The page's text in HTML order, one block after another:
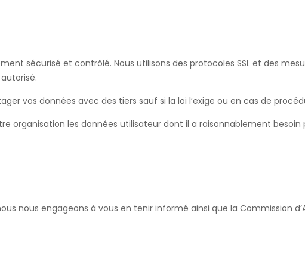
sécurisé et contrôlé. Nous utilisons des protocoles SSL et des
vos données avec des tiers sauf si la loi l’exige ou en cas de
organisation les données utilisateur dont il a raisonnablement besoin
nous engageons à vous en tenir informé ainsi que la Commission